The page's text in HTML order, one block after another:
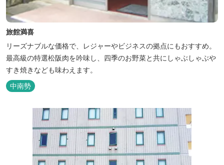
旅館満喜
リーズナブルな価格で、レジャーやビジネスの拠点にもおすすめ。
最高級の特選松阪肉を吟味し、四季のお野菜と共にしゃぶしゃぶや
すき焼きなども味わえます。
中南勢